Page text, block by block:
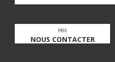
PRIX
NOUS CONTACTER